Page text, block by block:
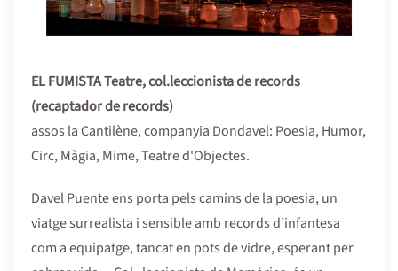
EL FUMISTA Teatre, col.leccionista de records
(recaptador de records)
assos la Cantilène, companyia Dondavel: Poesia, Humor,
Circ, Màgia, Mime, Teatre d'Objectes.
Davel Puente ens porta pels camins de la poesia, un
viatge surrealista i sensible amb records d’infantesa
com a equipatge, tancat en pots de vidre, esperant per